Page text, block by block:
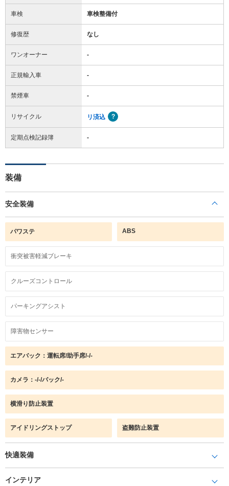
車検 車検整備付
修復歴 なし
ワンオーナー -
正規輸入車 -
禁煙車 -
リサイクル リ済込
定期点検記録簿 -
装備
安全装備
パワステ ABS
衝突被害軽減ブレーキ
クルーズコントロール
パーキングアシスト
障害物センサー
エアバック：運転席/助手席/-/-
カメラ：-/-/バック/-
横滑り防止装置
アイドリングストップ 盗難防止装置
快適装備
インテリア